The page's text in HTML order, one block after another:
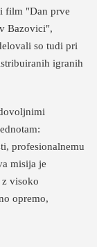
film "Dan prve
Bazovici",
so tudi pri
igranih
profesionalnemu
misija je
visoko
opremo,